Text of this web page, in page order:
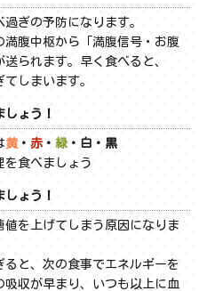
ぎの予防になります。
満腹中枢から「満腹信号・お腹
られます。早く食べると、
しまいます。
ょう！
黄・ 赤・ 緑・ 白 ・黒
を食べましょう
ょう！
を上げてしまう原因になりま
と、次の食事でエネルギーを
収が早まり、いつも以上に血